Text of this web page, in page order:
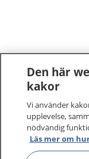
Den här
kakor
Vi använder
upplevelse,
nödvändig
Läs mer om